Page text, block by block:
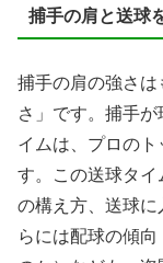
捕手の肩と送球
捕手の肩の強さ
さ」です。捕手
イムは、プロの
す。この送球タ
の構え方、送球に
らには配球の傾